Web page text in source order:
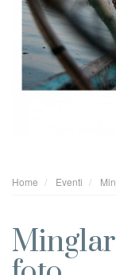
Home Eventi